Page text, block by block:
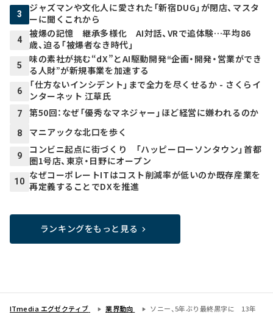
3
ジャズマンや文化人に愛された「新宿DUG」が閉店、マスタ
ーに聞くこれから
4
被爆の記憶 継承多様化 AI対話、VRで追体験…平均86
歳、迫る「被爆者なき時代」
5
味の素社が挑む“dX”とAI駆動開発――“企画・開発・営業ができ
る人財”が新規事業を加速する
6
「仕方ないインシデント」まで全力を尽くせるか - さくらイ
ンターネット 江草氏
7 第50回：なぜ「優秀なマネジャー」ほど経営に嫌われるのか
8 マニアックな北口を歩く
9
コンビニ起点に街づくり 「ハッピーローソンタウン」首都
圏1号店、東京・日野にオープン
10
なぜコーポレートITはコスト削減率が低いのか――既存産業を
再定義することでDXを推進
ランキングをもっと見る
ITmedia エグゼクティブ 業界動向
ソニー、5年ぶり最終黒字に 13年